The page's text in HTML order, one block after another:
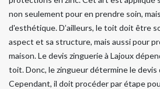
non seulement pour en prendre soin,
d'esthétique. D’ailleurs, le toit doit être
aspect et sa structure, mais aussi pour
maison. Le devis zinguerie à Lajoux
toit. Donc, le zingueur détermine le devis
Cependant, il doit procéder par étape